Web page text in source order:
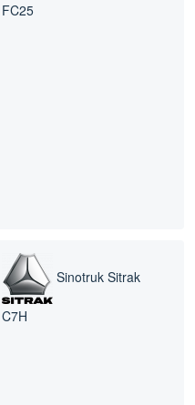
FC25
Sinotruk Sitrak
C7H